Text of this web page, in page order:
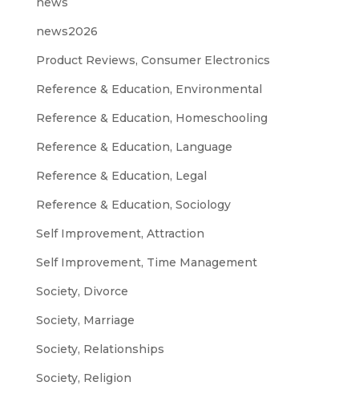
news2026
Product Reviews, Consumer Electronics
Reference & Education, Environmental
Reference & Education, Homeschooling
Reference & Education, Language
Reference & Education, Legal
Reference & Education, Sociology
Self Improvement, Attraction
Self Improvement, Time Management
Society, Divorce
Society, Marriage
Society, Relationships
Society, Religion